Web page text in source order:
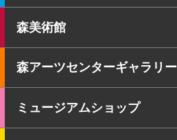
森美術館
森アーツセンターギャラリー
ミュージアムショップ